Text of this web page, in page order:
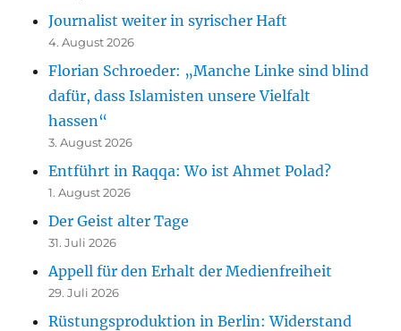
Journalist weiter in syrischer Haft
4. August 2026
Florian Schroeder: „Manche Linke sind blind
dafür, dass Islamisten unsere Vielfalt
hassen“
3. August 2026
Entführt in Raqqa: Wo ist Ahmet Polad?
1. August 2026
Der Geist alter Tage
31. Juli 2026
Appell für den Erhalt der Medienfreiheit
29. Juli 2026
Rüstungsproduktion in Berlin: Widerstand